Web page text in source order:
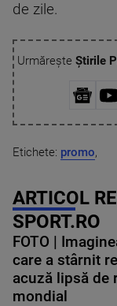
de zile.
Urmărește Știrile
Etichete: promo,
ARTICOL
SPORT.RO
FOTO |
care a stârnit
acuză lipsă de
mondial